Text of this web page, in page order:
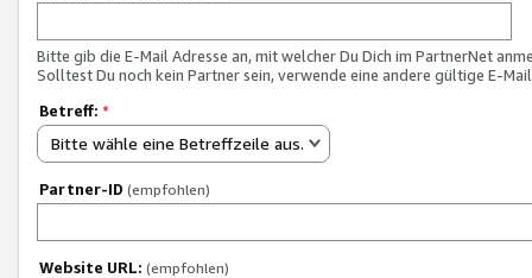
Bitte gib die E-Mail Adresse an, mit welcher Du Dich im PartnerNet
Solltest Du noch kein Partner sein, verwende eine andere gültige E-
Betreff: *
Bitte wähle eine Betreffzeile aus.
Partner-ID (empfohlen)
Website URL: (empfohlen)